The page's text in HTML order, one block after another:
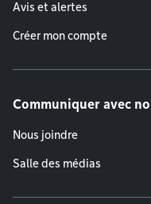
Avis et alertes
Créer mon compte
Communiquer avec
Nous joindre
Salle des médias